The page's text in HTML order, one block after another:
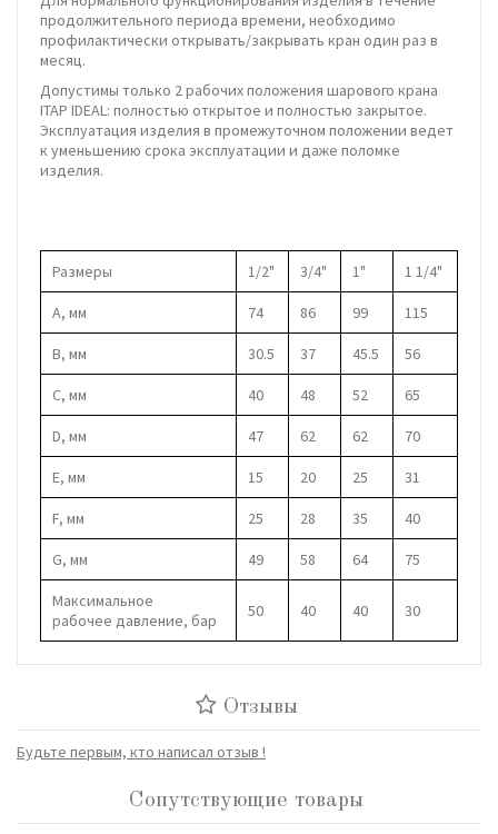
продолжительного периода времени, необходимо
профилактически открывать/закрывать кран один раз в
месяц.
Допустимы только 2 рабочих положения шарового крана
ITAP IDEAL: полностью открытое и полностью закрытое.
Эксплуатация изделия в промежуточном положении ведет
к уменьшению срока эксплуатации и даже поломке
изделия.
Размеры 1/2" 3/4" 1" 1 1/4"
А, мм 74 86 99 115
В, мм 30.5 37 45.5 56
С, мм 40 48 52 65
D, мм 47 62 62 70
E, мм 15 20 25 31
F, мм 25 28 35 40
G, мм 49 58 64 75
Максимальное
рабочее давление, бар
50 40 40 30
Отзывы
Будьте первым, кто написал отзыв !
Сопутствующие товары